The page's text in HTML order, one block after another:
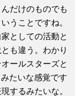
だけのものでも
うことですね。
としての活動と
も違う。わかり
ールスターズと
たいな感覚です
するみたいな。